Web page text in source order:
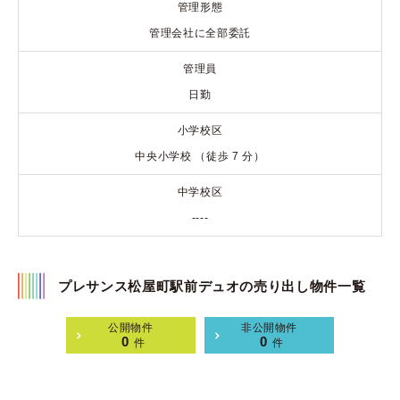
管理形態
管理会社に全部委託
管理員
日勤
小学校区
中央小学校 （徒歩 7 分）
中学校区
----
プレサンス松屋町駅前デュオの売り出し物件一覧
公開物件
0 件
非公開物件
0 件